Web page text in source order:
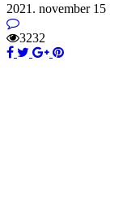
2021. november 15
3232